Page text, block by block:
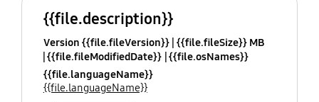
{{file.description}}
Version {{file.fileVersion}} {{file.fileSize}} MB
{{file.fileModifiedDate}} {{file.osNames}}
{{file.languageName}}
{{file.languageName}}